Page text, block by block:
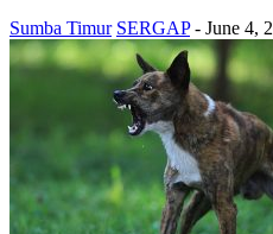
Sumba Timur SERGAP - June 4,